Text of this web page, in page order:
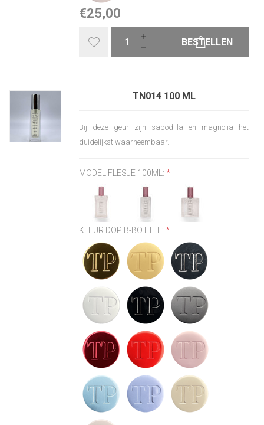
€25,00
BESTELLEN
TN014 100 ML
Bij deze geur zijn sapodilla en magnolia het
duidelijkst waarneembaar.
MODEL FLESJE 100ML:*
KLEUR DOP B-BOTTLE:*